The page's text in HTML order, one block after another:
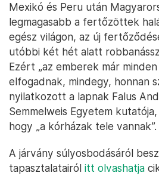
Mexikó és Peru után
legmagasabb a fertőzöttek
egész világon, az új
utóbbi két hét alatt
Ezért „az emberek már
elfogadnak, mindegy, honnan
nyilatkozott a lapnak Falus
Semmelweis Egyetem
hogy „a kórházak tele vannak”.
A járvány súlyosbodásáról
tapasztalatairól itt olvashatja